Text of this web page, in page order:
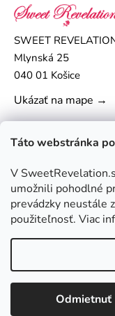
Táto webstránka
V
umožnili pohodlné
prevádzky neustále
použiteľnosť. Viac
Odmietnuť
SWEET
Mlynská 25
040 01 Košice
Ukázať na mape →
Copyright 2026
vyhradené.